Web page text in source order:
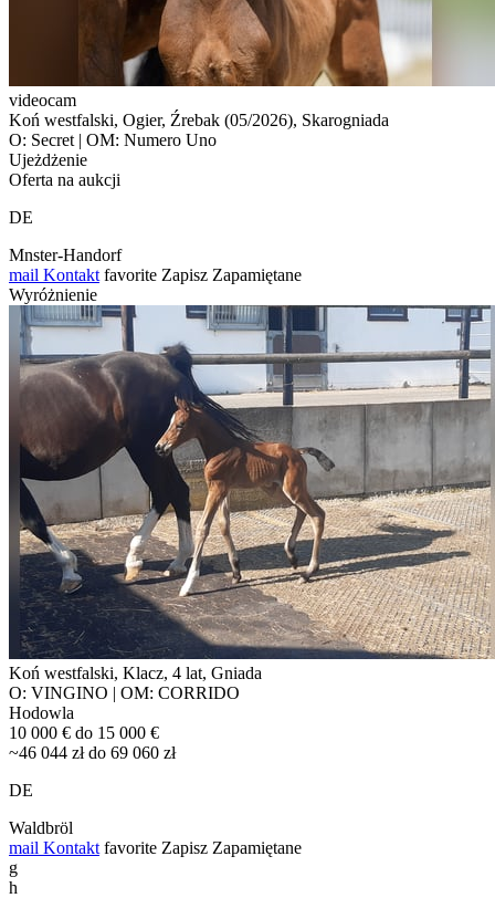
videocam
Koń westfalski, Ogier, Źrebak (05/2026), Skarogniada
O: Secret | OM: Numero Uno
Ujeżdżenie
Oferta na aukcji
DE
Mnster-Handorf
mail Kontakt favorite Zapisz Zapamiętane
Wyróżnienie
Koń westfalski, Klacz, 4 lat, Gniada
O: VINGINO | OM: CORRIDO
Hodowla
10 000 € do 15 000 €
~46 044 zł do 69 060 zł
DE
Waldbröl
mail Kontakt favorite Zapisz Zapamiętane
g
h